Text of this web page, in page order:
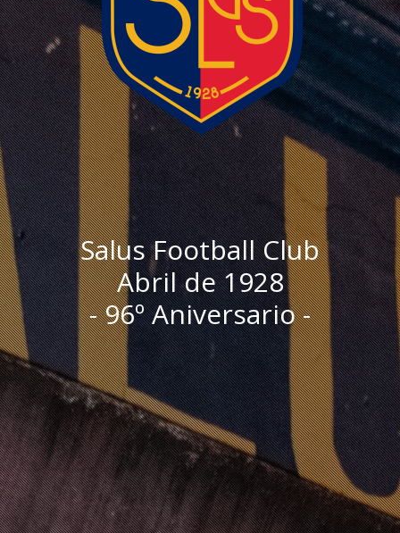
I
Salus Football Club
Abril de 1928
- 96º Aniversario -